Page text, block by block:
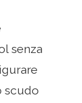
senza
scudo